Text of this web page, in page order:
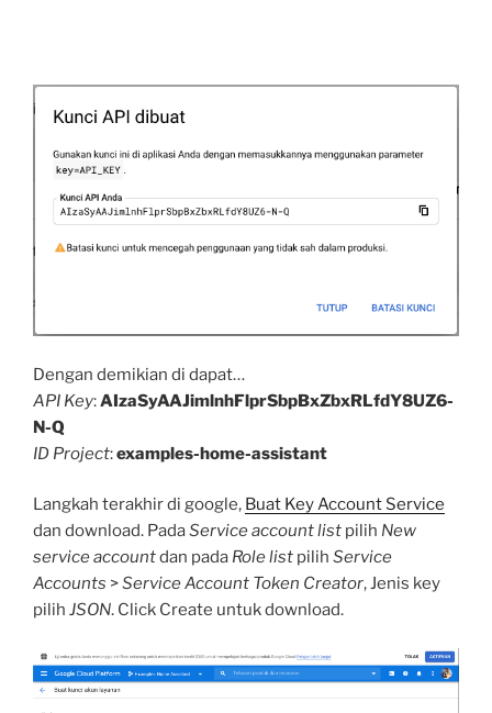
Dengan demikian di dapat…
API Key:AIzaSyAAJimlnhFlprSbpBxZbxRLfdY8UZ6-
N-Q
ID Project:examples-home-assistant
Langkah terakhir di google, Buat Key Account Service
dan download. PadaService account list pilih New
service accountdan pada Role list pilih Service
Accounts >Service Account Token Creator, Jenis key
pilih JSON. Click Create untuk download.